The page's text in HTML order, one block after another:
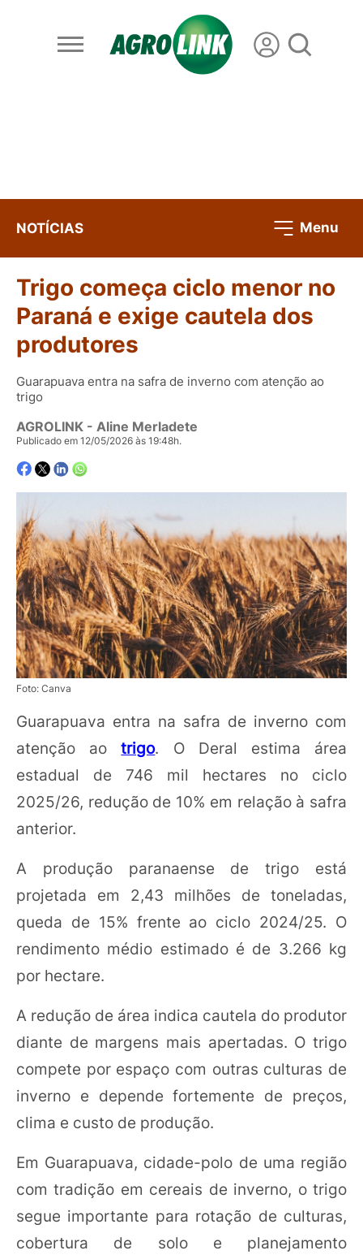
NOTÍCIAS Menu
Trigo começa ciclo menor no
Paraná e exige cautela dos
produtores
Guarapuava entra na safra de inverno com atenção ao
trigo
AGROLINK - Aline Merladete
Publicado em 12/05/2026 às 19:48h.
Foto: Canva
Guarapuava entra na safra de inverno com
atenção aotrigo. O Deral estima área
estadual de 746 mil hectares no ciclo
2025/26, redução de 10% em relação à safra
anterior.
A produção paranaense de trigo está
projetada em 2,43 milhões de toneladas,
queda de 15% frente ao ciclo 2024/25. O
rendimento médio estimado é de 3.266 kg
por hectare.
A redução de área indica cautela do produtor
diante de margens mais apertadas. O trigo
compete por espaço com outras culturas de
inverno e depende fortemente de preços,
clima e custo de produção.
Em Guarapuava, cidade-polo de uma região
com tradição em cereais de inverno, o trigo
segue importante para rotação de culturas,
cobertura de solo e planejamento